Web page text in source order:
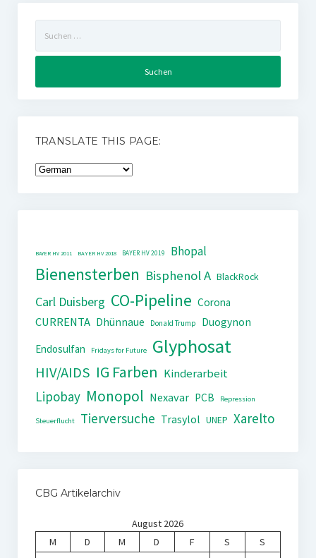
nach:
TRANSLATE THIS PAGE:
BAYER HV 2011 BAYER HV 2018 BAYER HV 2019 Bhopal
Bienensterben Bisphenol A BlackRock
Carl Duisberg CO-Pipeline Corona
CURRENTA Dhünnaue Donald Trump
Duogynon
Endosulfan
Fridays for Future Glyphosat
HIV/AIDS IG Farben Kinderarbeit
Lipobay Monopol Nexavar PCB Repression
Steuerflucht Tierversuche Trasylol UNEP Xarelto
CBG Artikelarchiv
August 2026
M
D M D F S
S